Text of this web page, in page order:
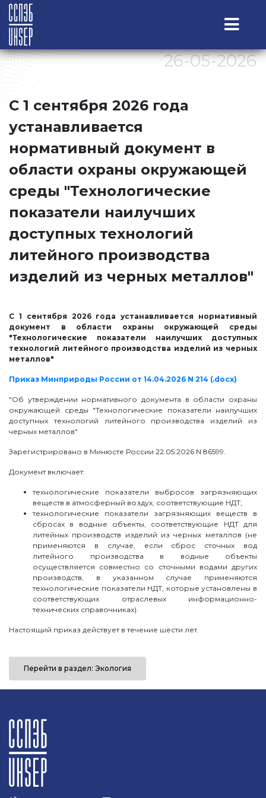
26-05-2026
С 1 сентября 2026 года
устанавливается
нормативный документ в
области охраны окружающей
среды "Технологические
показатели наилучших
доступных технологий
литейного производства
изделий из черных металлов"
С 1 сентября 2026 года устанавливается нормативный
документ в области охраны окружающей среды
"Технологические показатели наилучших доступных
технологий литейного производства изделий из черных
металлов"
Приказ Минприроды России от 14.04.2026 N 214 (.docx)
"Об утверждении нормативного документа в области охраны
окружающей среды "Технологические показатели наилучших
доступных технологий литейного производства изделий из
черных металлов"
Зарегистрировано в Минюсте России 22.05.2026 N 86599.
Документ включает:
технологические показатели выбросов загрязняющих
веществ в атмосферный воздух, соответствующие НДТ;
технологические показатели загрязняющих веществ в
сбросах в водные объекты, соответствующие НДТ для
литейных производств изделий из черных металлов (не
применяются в случае, если сброс сточных вод
литейного производства в водные объекты
осуществляется совместно со сточными водами других
производств, в указанном случае применяются
технологические показатели НДТ, которые установлены в
соответствующих отраслевых информационно-
технических справочниках).
Настоящий приказ действует в течение шести лет.
Перейти в раздел: Экология